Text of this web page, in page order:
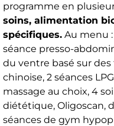
programme en
soins, alimentation
spécifiques. Au menu
séance presso-
du ventre basé sur
chinoise, 2 séances
massage au choix, 4
diététique, Oligoscan,
séances de gym